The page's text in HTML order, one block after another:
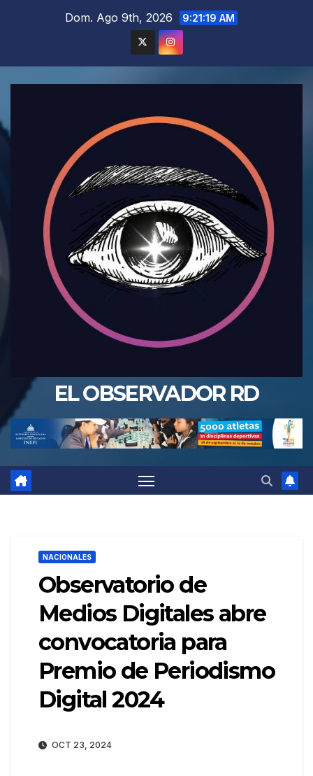
Dom. Ago 9th, 2026 9:21:20 AM
EL OBSERVADOR RD
NACIONALES
Observatorio de
Medios Digitales abre
convocatoria para
Premio de Periodismo
Digital 2024
OCT 23, 2024